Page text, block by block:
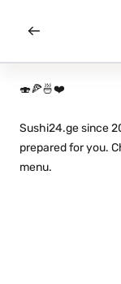
🍣🍕🍜❤️
Sushi24.ge since
prepared for you.
menu.